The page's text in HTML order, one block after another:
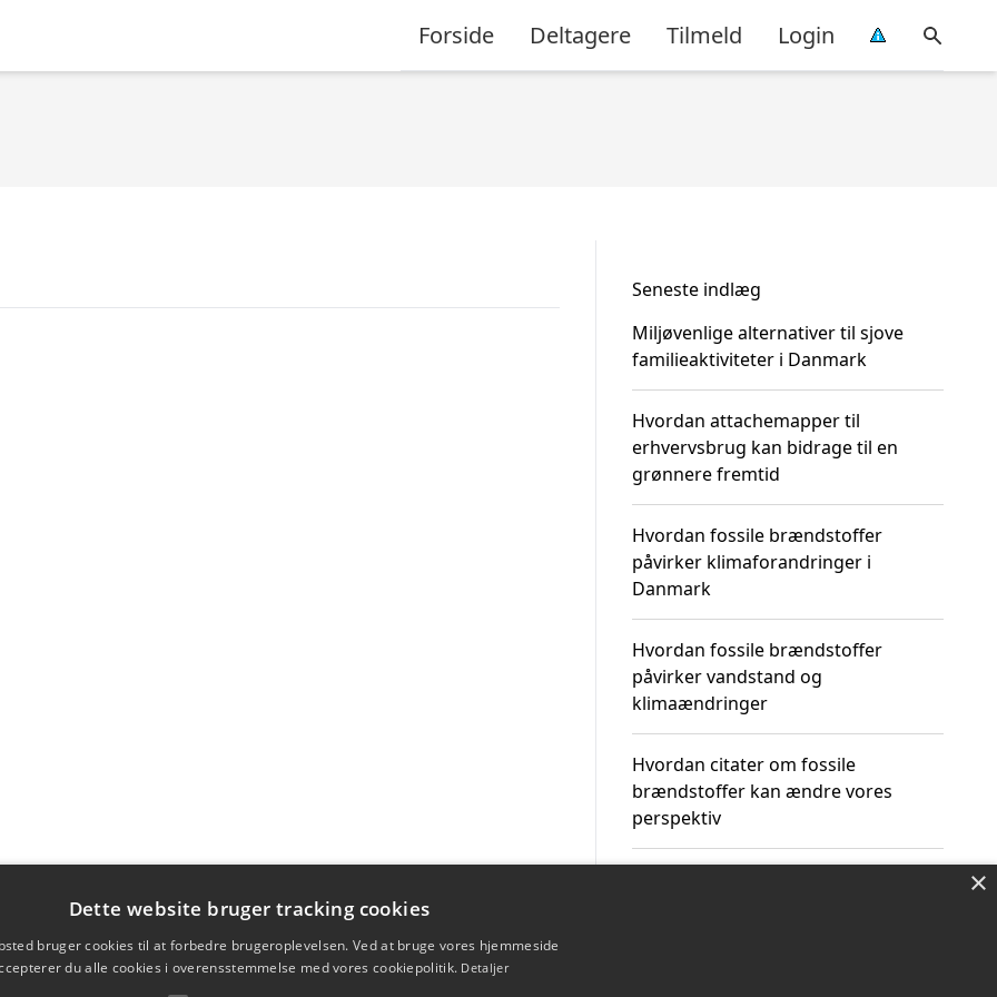
Forside Deltagere Tilmeld Login
Seneste indlæg
Miljøvenlige alternativer til sjove
familieaktiviteter i Danmark
Hvordan attachemapper til
erhvervsbrug kan bidrage til en
grønnere fremtid
Hvordan fossile brændstoffer
påvirker klimaforandringer i
Danmark
Hvordan fossile brændstoffer
påvirker vandstand og
klimaændringer
Hvordan citater om fossile
brændstoffer kan ændre vores
perspektiv
×
Dette website bruger tracking cookies
bruger cookies til at forbedre brugeroplevelsen. Ved at bruge vores hjemmeside
du alle cookies i overensstemmelse med vores cookiepolitik. Detaljer